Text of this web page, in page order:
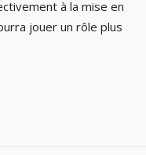
à la mise en
jouer un rôle plus